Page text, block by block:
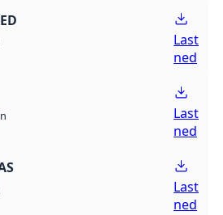
Last
ned
Last
ned
Last
ned